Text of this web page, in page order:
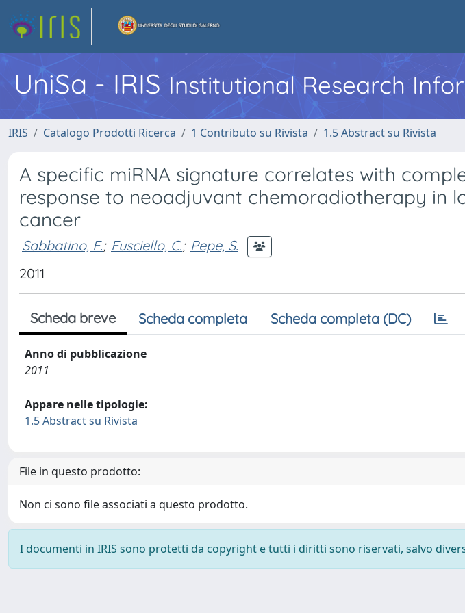
UniSa - IRIS Institutional Research
IRIS Catalogo Prodotti Ricerca 1 Contributo su Rivista 1.5 Abstract su Rivista
A specific miRNA signature correlates with
response to neoadjuvant chemoradiotherapy in
cancer
Sabbatino, F.; Fusciello, C.; Pepe, S.
2011
Scheda breve Scheda completa Scheda completa (DC)
Anno di pubblicazione
2011
Appare nelle tipologie:
1.5 Abstract su Rivista
File in questo prodotto:
Non ci sono file associati a questo prodotto.
I documenti in IRIS sono protetti da copyright e tutti i diritti sono riservati, salvo